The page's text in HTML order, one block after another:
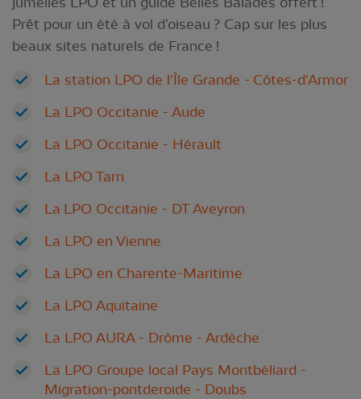
Prêt pour un été à vol d’oiseau ? Cap sur les plus
beaux sites naturels de France !
La station LPO de l'Île Grande - Côtes-d'Armor
La LPO Occitanie - Aude
La LPO Occitanie - Hérault
La LPO Tarn
La LPO Occitanie - DT Aveyron
La LPO en Vienne
La LPO en Charente-Maritime
La LPO Aquitaine
La LPO AURA - Drôme - Ardèche
La LPO Groupe local Pays Montbéliard -
Migration-pontderoide - Doubs